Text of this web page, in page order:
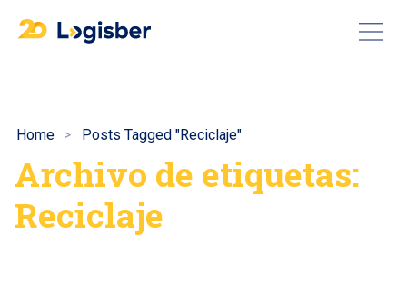
Home Posts Tagged "Reciclaje"
Archivo de etiquetas:
Reciclaje